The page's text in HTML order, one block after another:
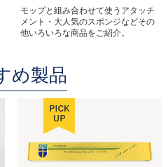
モップと組み合わせて使うアタッチ
メント・大人気のスポンジなどその
他いろいろな商品をご紹介。
め製品